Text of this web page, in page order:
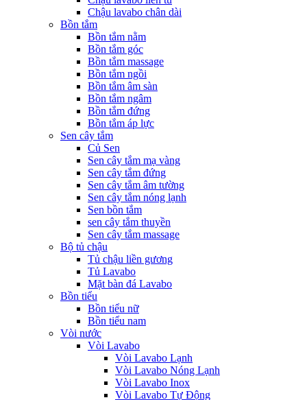
Chậu lavabo chân dài
Bồn tắm
Bồn tắm nằm
Bồn tắm góc
Bồn tắm massage
Bồn tắm ngồi
Bồn tắm âm sàn
Bồn tắm ngâm
Bồn tắm đứng
Bồn tắm áp lực
Sen cây tắm
Củ Sen
Sen cây tắm mạ vàng
Sen cây tắm đứng
Sen cây tắm âm tường
Sen cây tắm nóng lạnh
Sen bồn tắm
sen cây tắm thuyền
Sen cây tắm massage
Bộ tủ chậu
Tủ chậu liền gương
Tủ Lavabo
Mặt bàn đá Lavabo
Bồn tiểu
Bồn tiểu nữ
Bồn tiểu nam
Vòi nước
Vòi Lavabo
Vòi Lavabo Lạnh
Vòi Lavabo Nóng Lạnh
Vòi Lavabo Inox
Vòi Lavabo Tự Động